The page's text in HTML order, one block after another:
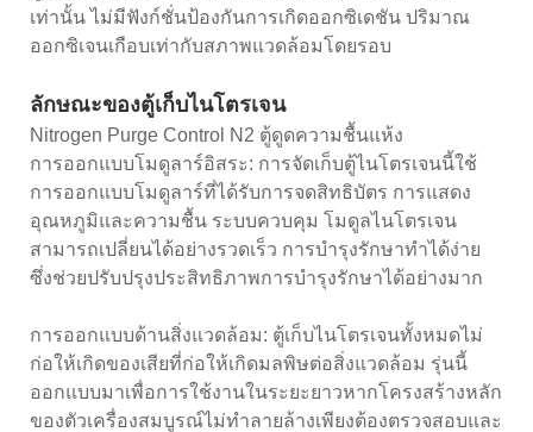
เท่านั้น ไม่มีฟังก์ชั่นป้องกันการเกิดออกซิเดชัน ปริมาณ
ออกซิเจนเกือบเท่ากับสภาพแวดล้อมโดยรอบ
ลักษณะของตู้เก็บไนโตรเจน
Nitrogen Purge Control N2 ตู้ดูดความชื้นแห้ง
การออกแบบโมดูลาร์อิสระ: การจัดเก็บตู้ไนโตรเจนนี้ใช้
การออกแบบโมดูลาร์ที่ได้รับการจดสิทธิบัตร การแสดง
อุณหภูมิและความชื้น ระบบควบคุม โมดูลไนโตรเจน
สามารถเปลี่ยนได้อย่างรวดเร็ว การบำรุงรักษาทำได้ง่าย
ซึ่งช่วยปรับปรุงประสิทธิภาพการบำรุงรักษาได้อย่างมาก
การออกแบบด้านสิ่งแวดล้อม: ตู้เก็บไนโตรเจนทั้งหมดไม่
ก่อให้เกิดของเสียที่ก่อให้เกิดมลพิษต่อสิ่งแวดล้อม รุ่นนี้
ออกแบบมาเพื่อการใช้งานในระยะยาวหากโครงสร้างหลัก
ของตัวเครื่องสมบูรณ์ไม่ทำลายล้างเพียงต้องตรวจสอบและ